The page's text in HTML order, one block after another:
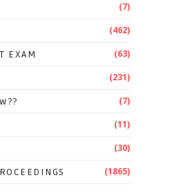
(7)
(462)
EXAM (63)
(231)
(7)
(11)
(30)
(1865)